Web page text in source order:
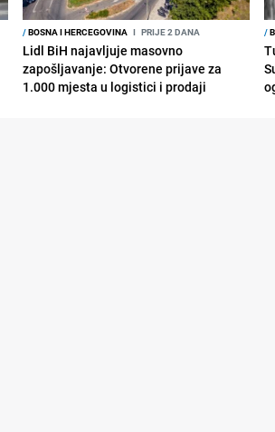
/BOSNA I HERCEGOVINA I PRIJE 2 DANA
Lidl BiH najavljuje masovno
zapošljavanje: Otvorene prijave za
1.000 mjesta u logistici i prodaji
/